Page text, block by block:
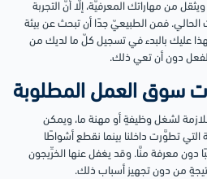
من مهاراتك المعرفيّة، إلَّا أنَّ التجربة
الحالي. فمن الطبيعيّ جدًا أن تبحث عن بيئة
عليك بالبدء في تسجيل كلّ ما لديك من
دون أن تعي ذلك.
اللازمة لشغل وظيفةٍ أو مهنة ما، ويمكن
التي تطوَّرت داخلنا بينما نقطع أشواطًا
دون معرفة منَّا. وقد يغفل عنها الخرِّيجون
من دون تجهيز أسباب ذلك.